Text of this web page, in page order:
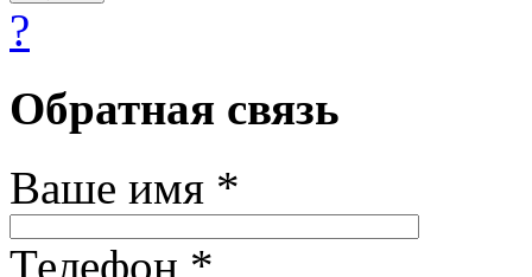
?
Обратная связь
Ваше имя *
Телефон *